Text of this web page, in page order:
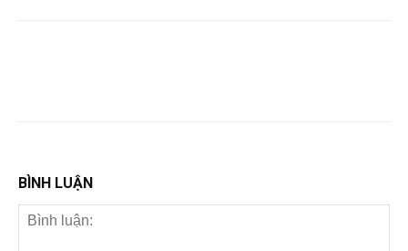
BÌNH LUẬN